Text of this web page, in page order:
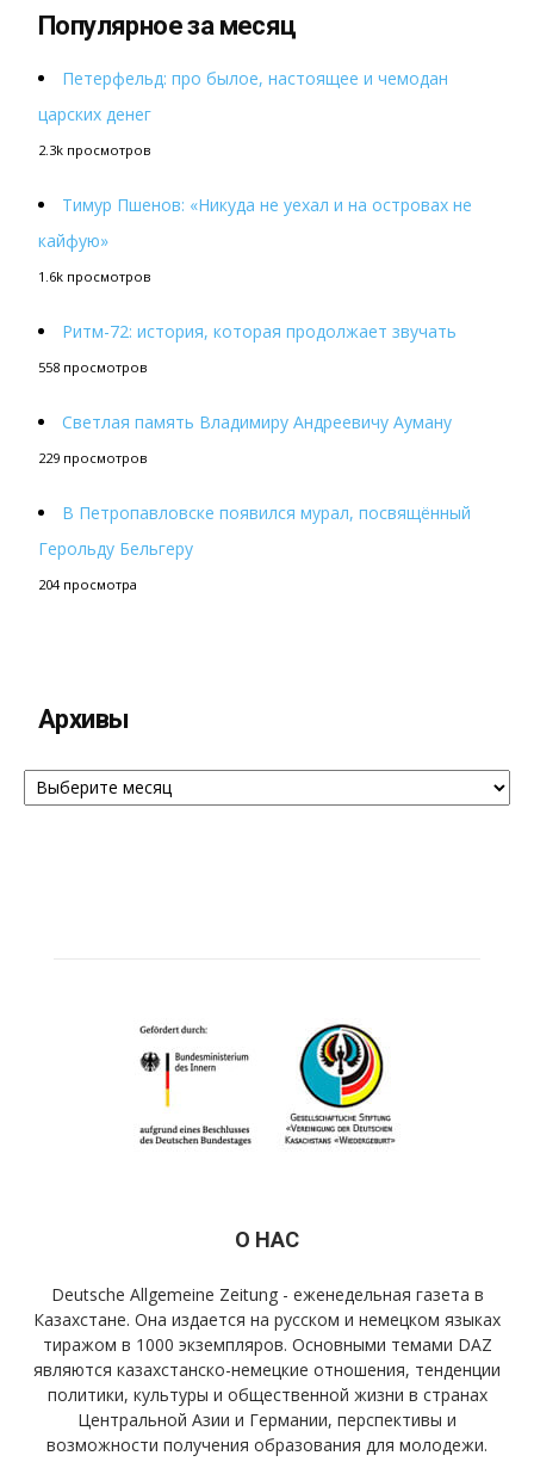
Популярное за месяц
Петерфельд: про былое, настоящее и чемодан
царских денег
2.3k просмотров
Тимур Пшенов: «Никуда не уехал и на островах не
кайфую»
1.6k просмотров
Ритм-72: история, которая продолжает звучать
558 просмотров
Светлая память Владимиру Андреевичу Ауману
229 просмотров
В Петропавловске появился мурал, посвящённый
Герольду Бельгеру
204 просмотра
Архивы
Архивы
О НАС
Deutsche Allgemeine Zeitung - еженедельная газета в
Казахстане. Она издается на русском и немецком языках
тиражом в 1000 экземпляров. Основными темами DAZ
являются казахстанско-немецкие отношения, тенденции
политики, культуры и общественной жизни в странах
Центральной Азии и Германии, перспективы и
возможности получения образования для молодежи.